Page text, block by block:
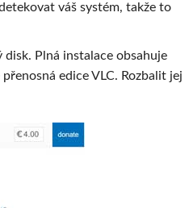
váš systém, takže to
Plná instalace obsahuje
edice VLC. Rozbalit jej